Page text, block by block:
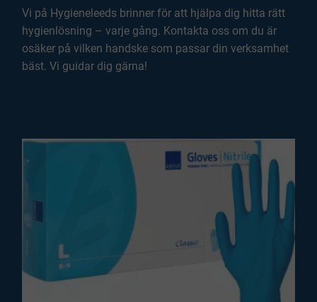
Vi på Hygieneleeds brinner för att hjälpa dig hitta rätt
hygienlösning – varje gång. Kontakta oss om du är
osäker på vilken handske som passar din verksamhet
bäst. Vi guidar dig gärna!